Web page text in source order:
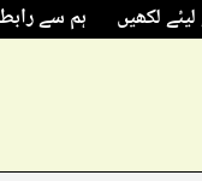
لیئے لکھیں ہم سے